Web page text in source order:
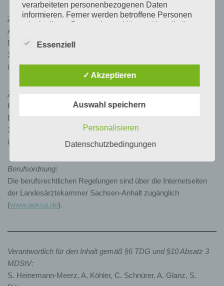
Zuständige Ärztekammer:
Ärztekammer Sachsen-Anhalt (www.aeksa.de)
Doctor-Eisenbart-Ring 2
39120 Magdeburg
info@aeksa.de
Zuständige kassenärztliche Vereinigung:
Kassenärztliche Vereinigung Sachsen-Anhalt (www.kvsa.de)
Doctor-Eisenbart-Ring 2
39120 Magdeburg
info@kvsa.de
Berufsordnung:
Die berufsrechtlichen Regelungen sind über die Internetseiten
der Landesärztekammer Sachsen-Anhalt zugänglich
(www.aeksa.de).
Verantwortlich für den Inhalt gemäß §6 TDG und §10 Absatz 3
MDStV:
S. Heinemann-Meerz, A. Köhler, C. Schnürer, A. Glanz, S.
verarbeiteten personenbezogenen Daten
informieren. Ferner werden betroffene Personen
mittels dieser Datenschutzerklärung über die ihnen
Maßnahmen umgesetzt, um einen möglichst
verarbeiteten personenbezogenen Daten
sicherzustellen. Dennoch können Internetbasierte
Sicherheitslücken aufweisen, sodass ein absoluter
Schutz nicht gewährleistet werden kann. Aus
diesem Grund steht es jeder betroffenen Person
frei, personenbezogene Daten auch auf
alternativen Wegen, beispielsweise telefonisch, an
uns zu übermitteln.
Begriffsbestimmungen
Richtlinien- und Verordnungsgeber beim Erlass
der Datenschutz-Grundverordnung (DS-GVO)
verwendet wurden. Unsere Datenschutzerklärung
soll sowohl für die Öffentlichkeit als auch für
Essenziell
✓ Akzeptieren
Auswahl speichern
Personalisieren
Datenschutzbedingungen